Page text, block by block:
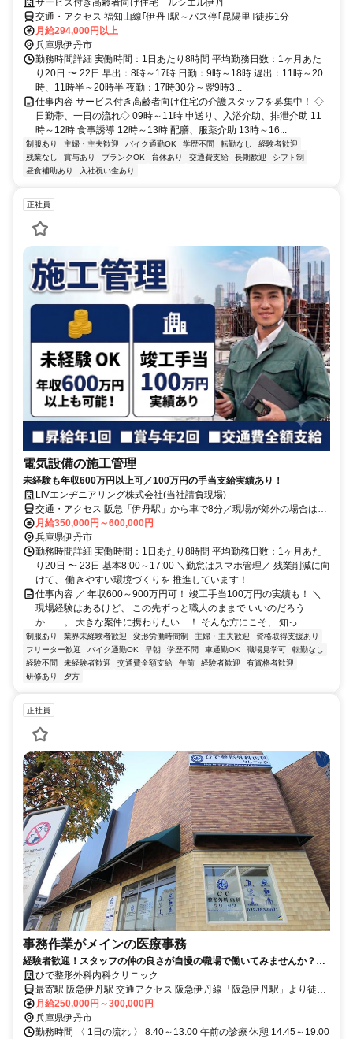
サービス付き高齢者向け住宅 ルシエル伊丹
交通・アクセス 福知山線｢伊丹｣駅～バス停｢昆陽里｣徒歩1分
月給294,000円以上
兵庫県伊丹市
勤務時間詳細 実働時間：1日あたり8時間 平均勤務日数：1ヶ月あた
り20日 〜 22日 早出：8時～17時 日勤：9時～18時 遅出：11時～20
時、11時半～20時半 夜勤：17時30分～翌9時3...
仕事内容 サービス付き高齢者向け住宅の介護スタッフを募集中！ ◇
日勤帯、一日の流れ◇ 09時～11時 申送り、入浴介助、排泄介助 11
時～12時 食事誘導 12時～13時 配膳、服薬介助 13時～16...
制服あり 主婦・主夫歓迎 バイク通勤OK 学歴不問 転勤なし
経験者歓迎
残業なし
賞与あり ブランクOK 育休あり 交通費支給 長期歓迎
シフト制
昼食補助あり
入社祝い金あり
正社員
電気設備の施工管理
未経験も年収600万円以上可／100万円の手当支給実績あり！
LiVエンヂニアリング株式会社(当社請負現場)
交通・アクセス 阪急「伊丹駅」から車で8分／現場が郊外の場合は車
通勤OK（市内は公共交通機関を使用）
月給350,000円～600,000円
兵庫県伊丹市
勤務時間詳細 実働時間：1日あたり8時間 平均勤務日数：1ヶ月あた
り20日 〜 23日 基本8:00～17:00 ＼勤怠はスマホ管理／ 残業削減に向
けて、 働きやすい環境づくりを 推進しています！
仕事内容 ／ 年収600～900万円可！ 竣工手当100万円の実績も！ ＼
現場経験はあるけど、 この先ずっと職人のままで いいのだろう
か……。 大きな案件に携わりたい…！ そんな方にこそ、 知っ...
制服あり 業界未経験者歓迎 変形労働時間制 主婦・主夫歓迎
資格取得支援あり
フリーター歓迎
バイク通勤OK 早朝 学歴不問 車通勤OK 職場見学可
転勤なし
経験不問
未経験者歓迎 交通費全額支給 午前 経験者歓迎
有資格者歓迎
研修あり
夕方
正社員
事務作業がメインの医療事務
経験者歓迎！スタッフの仲の良さが自慢の職場で働いてみませんか？新
しいきれいなクリニックで駅チカ便利！
ひで整形外科内科クリニック
最寄駅 阪急伊丹駅 交通アクセス 阪急伊丹線「阪急伊丹駅」より徒歩
約2分 ✓駅近5分以内
月給250,000円～300,000円
兵庫県伊丹市
勤務時間 〈 1日の流れ 〉 8:40～13:00 午前の診療 休憩 14:45～19:00